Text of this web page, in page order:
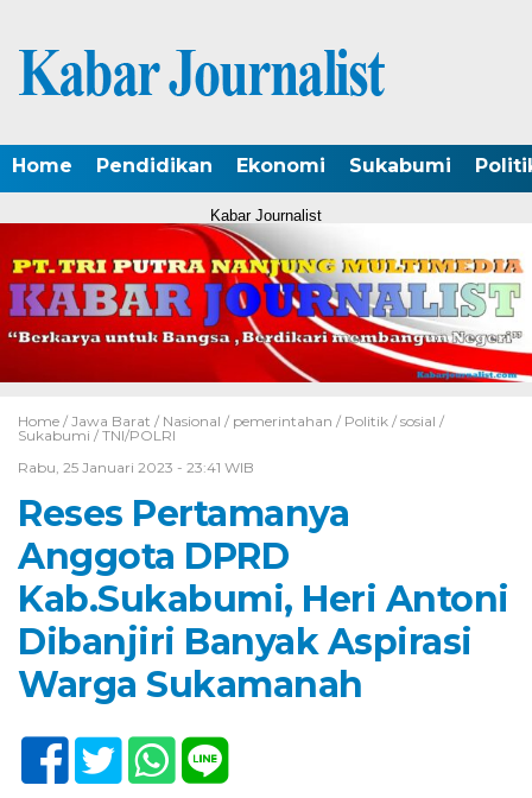
Home Pendidikan Ekonomi Sukabumi
Kabar Journalist
Home / Jawa Barat / Nasional / pemerintahan / Politik / sosial /
Sukabumi / TNI/POLRI
Rabu, 25 Januari 2023 - 23:41 WIB
Reses Pertamanya
Anggota DPRD
Kab.Sukabumi, Heri Antoni
Dibanjiri Banyak Aspirasi
Warga Sukamanah